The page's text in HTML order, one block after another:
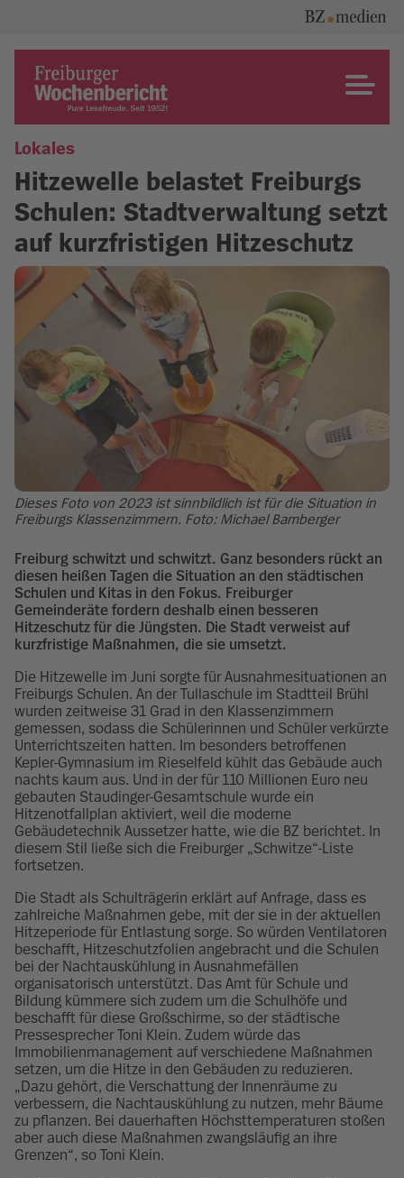
content
Freiburger Wochenbericht
Lokales
Hitzewelle belastet Freiburgs
Schulen: Stadtverwaltung setzt
auf kurzfristigen Hitzeschutz
Dieses Foto von 2023 ist sinnbildlich ist für die Situation in
Freiburgs Klassenzimmern. Foto: Michael Bamberger
Freiburg schwitzt und schwitzt. Ganz besonders rückt an
diesen heißen Tagen die Situation an den städtischen
Schulen und Kitas in den Fokus. Freiburger
Gemeinderäte fordern deshalb einen besseren
Hitzeschutz für die Jüngsten. Die Stadt verweist auf
kurzfristige Maßnahmen, die sie umsetzt.
Die Hitzewelle im Juni sorgte für Ausnahmesituationen an
Freiburgs Schulen. An der Tullaschule im Stadtteil Brühl
wurden zeitweise 31 Grad in den Klassenzimmern
gemessen, sodass die Schülerinnen und Schüler verkürzte
Unterrichtszeiten hatten. Im besonders betroffenen
Kepler-Gymnasium im Rieselfeld kühlt das Gebäude auch
nachts kaum aus. Und in der für 110 Millionen Euro neu
gebauten Staudinger-Gesamtschule wurde ein
Hitzenotfallplan aktiviert, weil die moderne
Gebäudetechnik Aussetzer hatte, wie die BZ berichtet. In
diesem Stil ließe sich die Freiburger „Schwitze“-Liste
fortsetzen.
Die Stadt als Schulträgerin erklärt auf Anfrage, dass es
zahlreiche Maßnahmen gebe, mit der sie in der aktuellen
Hitzeperiode für Entlastung sorge. So würden Ventilatoren
beschafft, Hitzeschutzfolien angebracht und die Schulen
bei der Nachtauskühlung in Ausnahmefällen
organisatorisch unterstützt. Das Amt für Schule und
Bildung kümmere sich zudem um die Schulhöfe und
beschafft für diese Großschirme, so der städtische
Pressesprecher Toni Klein. Zudem würde das
Immobilienmanagement auf verschiedene Maßnahmen
setzen, um die Hitze in den Gebäuden zu reduzieren.
„Dazu gehört, die Verschattung der Innenräume zu
verbessern, die Nachtauskühlung zu nutzen, mehr Bäume
zu pflanzen. Bei dauerhaften Höchsttemperaturen stoßen
aber auch diese Maßnahmen zwangsläufig an ihre
Grenzen“, so Toni Klein.